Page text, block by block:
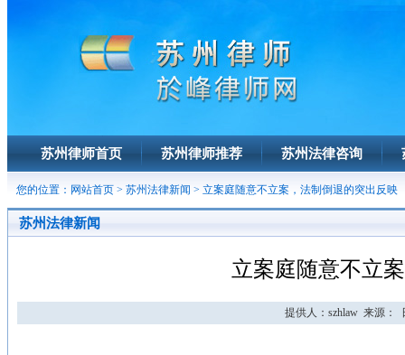
苏州律师首页 苏州律师推荐 苏州法律咨询
您的位置： 网站首页 > 苏州法律新闻 > 立案庭随意不立案，法制倒退的突出反映
苏州法律新闻
立案庭随意不立
提供人：szhlaw 来源：